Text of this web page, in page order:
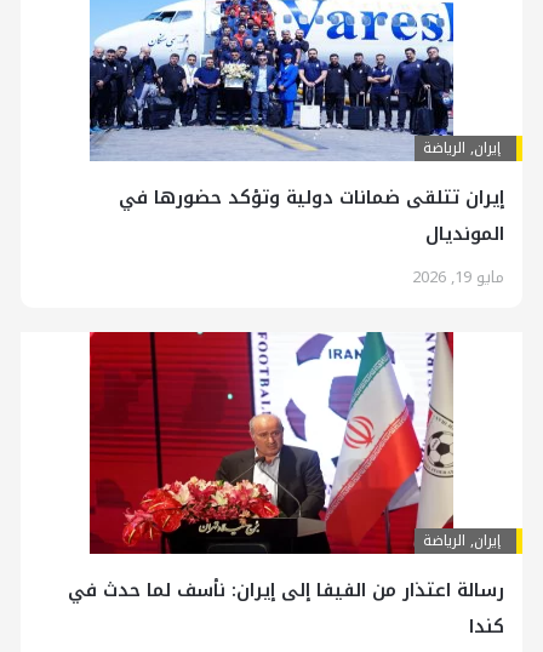
إيران, الرياضة
إيران تتلقى ضمانات دولية وتؤكد حضورها في
المونديال
مايو 19, 2026
إيران, الرياضة
رسالة اعتذار من الفيفا إلى إيران: نأسف لما حدث في
كندا